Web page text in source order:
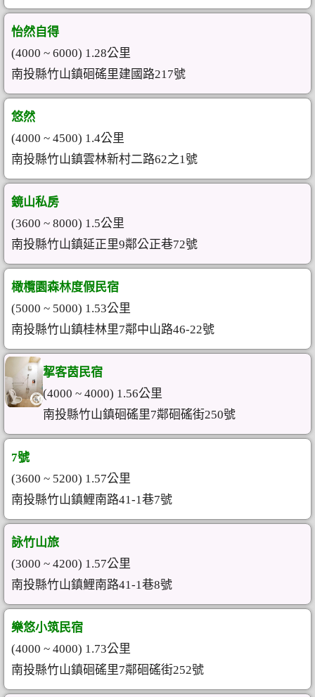
怡然自得
(4000 ~ 6000) 1.28公里
南投縣竹山鎮硘磘里建國路217號
悠然
(4000 ~ 4500) 1.4公里
南投縣竹山鎮雲林新村二路62之1號
鏡山私房
(3600 ~ 8000) 1.5公里
南投縣竹山鎮延正里9鄰公正巷72號
橄欖園森林度假民宿
(5000 ~ 5000) 1.53公里
南投縣竹山鎮桂林里7鄰中山路46-22號
挈客茵民宿
(4000 ~ 4000) 1.56公里
南投縣竹山鎮硘磘里7鄰硘磘街250號
7號
(3600 ~ 5200) 1.57公里
南投縣竹山鎮鯉南路41-1巷7號
詠竹山旅
(3000 ~ 4200) 1.57公里
南投縣竹山鎮鯉南路41-1巷8號
樂悠小筑民宿
(4000 ~ 4000) 1.73公里
南投縣竹山鎮硘磘里7鄰硘磘街252號